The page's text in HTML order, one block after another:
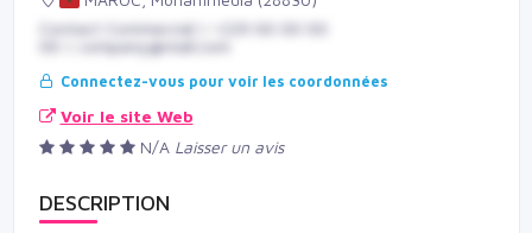
Contact Commercial | +229 00 00 00
00 | company@mail.com
Connectez-vous pour voir les coordonnées
Voir le site Web
N/A Laisser un avis
DESCRIPTION